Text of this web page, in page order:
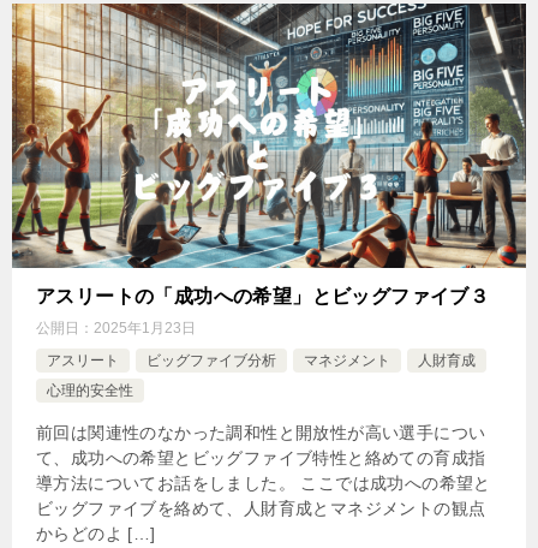
アスリートの「成功への希望」とビッグファイブ３
公開日： 2025年1月23日
アスリート
ビッグファイブ分析 マネジメント
人財育成
心理的安全性
前回は関連性のなかった調和性と開放性が高い選手につい
て、成功への希望とビッグファイブ特性と絡めての育成指
導方法についてお話をしました。 ここでは成功への希望と
ビッグファイブを絡めて、人財育成とマネジメントの観点
からどのよ […]